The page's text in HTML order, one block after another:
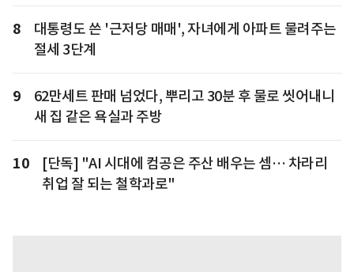
8
대통령도 쓴 '근저당 매매', 자녀에게 아파트 물려주는
절세 3단계
9
62만세트 판매 넘었다, 뿌리고 30분 후 물로 씻어내니
새 집 같은 욕실과 주방
10
[단독] "AI 시대에 컴공은 주산 배우는 셈… 차라리
취업 잘 되는 철학과로"